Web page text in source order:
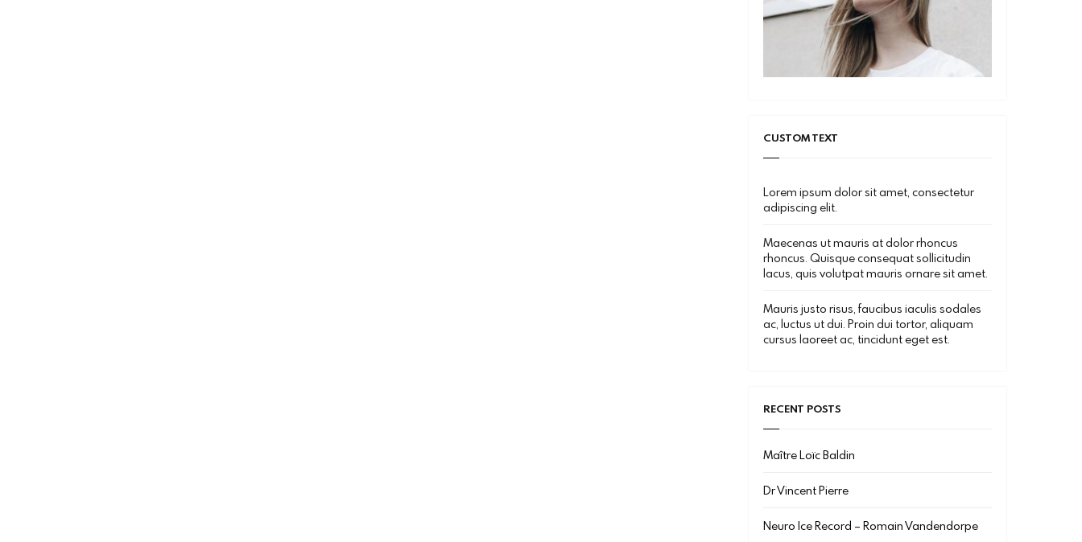
CUSTOM TEXT
Lorem ipsum dolor sit amet, consectetur
adipiscing elit.
Maecenas ut mauris at dolor rhoncus
rhoncus. Quisque consequat sollicitudin
lacus, quis volutpat mauris ornare sit amet.
Mauris justo risus, faucibus iaculis sodales
ac, luctus ut dui. Proin dui tortor, aliquam
cursus laoreet ac, tincidunt eget est.
RECENT POSTS
Maître Loïc Baldin
Dr Vincent Pierre
Neuro Ice Record – Romain Vandendorpe